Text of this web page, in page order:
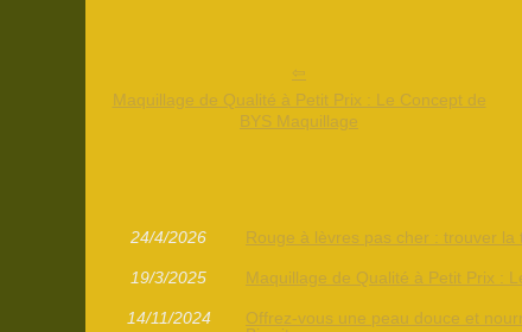
Maquillage de Qualité à Petit Prix : Le Concept de
BYS Maquillage
24/4/2026 Rouge à lèvres pas cher : trouver
19/3/2025 Maquillage de Qualité à Petit Prix :
14/11/2024
Offrez-vous une peau douce et